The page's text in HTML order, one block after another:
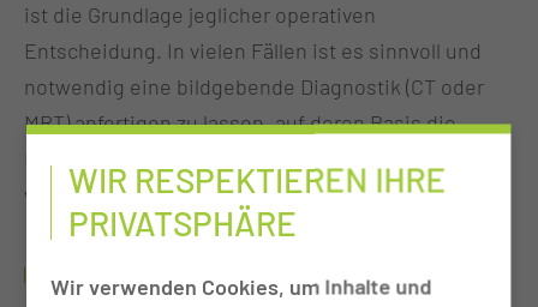
ist die Grundlage jeglicher operativen
Entscheidung. In vielen Fällen ist es sinnvoll und
notwendig eine bildgebende Diagnostik (CT oder
MRT) anfertigen zu lassen, auf deren Basis die
wird.
WIE IST DER ABLAUF DER OPERATION?
WIR RESPEKTIEREN IHRE
PRIVATSPHÄRE
Wir verwenden Cookies, um Inhalte und